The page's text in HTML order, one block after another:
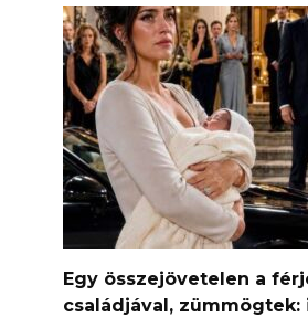
Egy összejövetelen a
családjával, zümmögtek: